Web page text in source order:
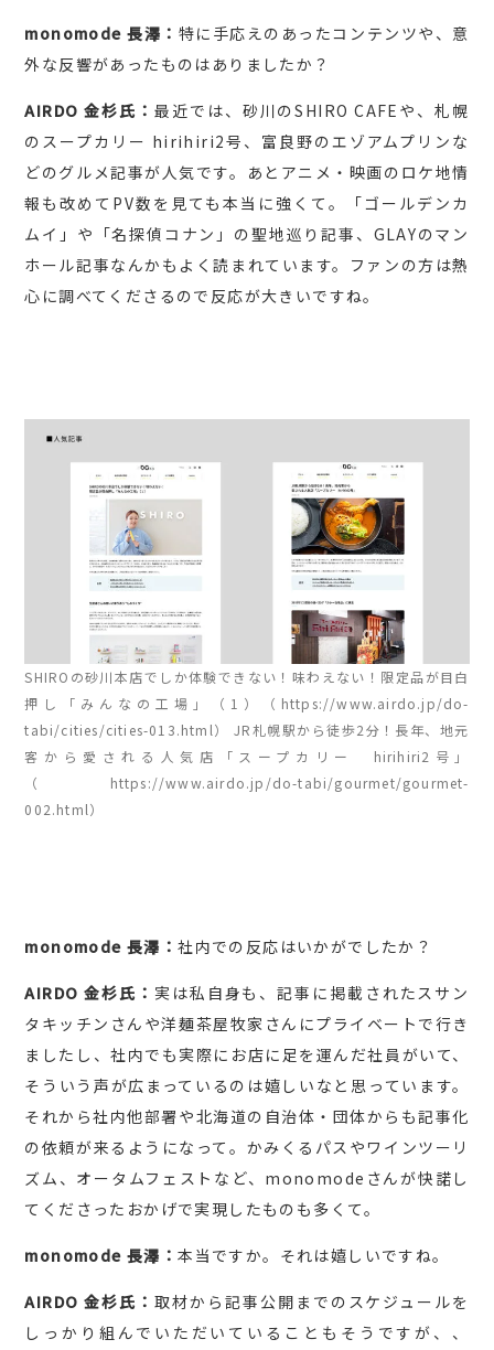
monomode 長澤： 特に手応えのあったコンテンツや、意
外な反響があったものはありましたか？
AIRDO 金杉氏： 最近では、砂川のSHIRO CAFEや、札幌
のスープカリー hirihiri2号、富良野のエゾアムプリンな
どのグルメ記事が人気です。あとアニメ・映画のロケ地情
報も改めてPV数を見ても本当に強くて。「ゴールデンカ
ムイ」や「名探偵コナン」の聖地巡り記事、GLAYのマン
ホール記事なんかもよく読まれています。ファンの方は熱
心に調べてくださるので反応が大きいですね。
SHIROの砂川本店でしか体験できない！味わえない！限定品が目白
押し「みんなの工場」（1）（https://www.airdo.jp/do-
tabi/cities/cities-013.html） JR札幌駅から徒歩2分！長年、地元
客から愛される人気店「スープカリー hirihiri2号」
（https://www.airdo.jp/do-tabi/gourmet/gourmet-
002.html）
monomode 長澤：社内での反応はいかがでしたか？
AIRDO 金杉氏： 実は私自身も、記事に掲載されたスサン
タキッチンさんや洋麺茶屋牧家さんにプライベートで行き
ましたし、社内でも実際にお店に足を運んだ社員がいて、
そういう声が広まっているのは嬉しいなと思っています。
それから社内他部署や北海道の自治体・団体からも記事化
の依頼が来るようになって。かみくるパスやワインツーリ
ズム、オータムフェストなど、monomodeさんが快諾し
てくださったおかげで実現したものも多くて。
monomode 長澤：本当ですか。それは嬉しいですね。
AIRDO 金杉氏：取材から記事公開までのスケジュールを
しっかり組んでいただいていることもそうですが、、